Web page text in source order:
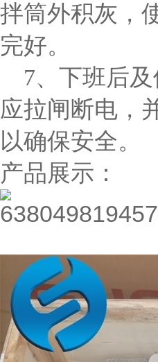
拌筒外积灰，
完好。
7、下班后及
应拉闸断电，
以确保安全。
产品展示：